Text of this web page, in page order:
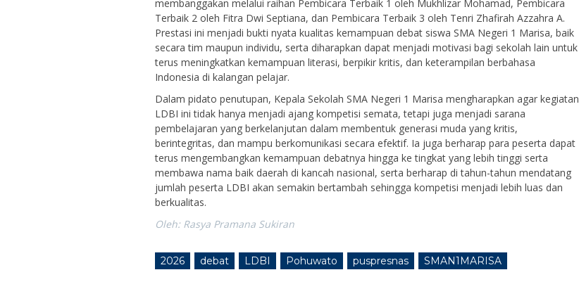
membanggakan melalui raihan Pembicara Terbaik 1 oleh Mukhlizar Mohamad, Pembicara
Terbaik 2 oleh Fitra Dwi Septiana, dan Pembicara Terbaik 3 oleh Tenri Zhafirah Azzahra A.
Prestasi ini menjadi bukti nyata kualitas kemampuan debat siswa SMA Negeri 1 Marisa, baik
secara tim maupun individu, serta diharapkan dapat menjadi motivasi bagi sekolah lain untuk
terus meningkatkan kemampuan literasi, berpikir kritis, dan keterampilan berbahasa
Indonesia di kalangan pelajar.
Dalam pidato penutupan, Kepala Sekolah SMA Negeri 1 Marisa mengharapkan agar kegiatan
LDBI ini tidak hanya menjadi ajang kompetisi semata, tetapi juga menjadi sarana
pembelajaran yang berkelanjutan dalam membentuk generasi muda yang kritis,
berintegritas, dan mampu berkomunikasi secara efektif. Ia juga berharap para peserta dapat
terus mengembangkan kemampuan debatnya hingga ke tingkat yang lebih tinggi serta
membawa nama baik daerah di kancah nasional, serta berharap di tahun-tahun mendatang
jumlah peserta LDBI akan semakin bertambah sehingga kompetisi menjadi lebih luas dan
berkualitas.
Oleh: Rasya Pramana Sukiran
2026 debat LDBI Pohuwato puspresnas SMAN1MARISA